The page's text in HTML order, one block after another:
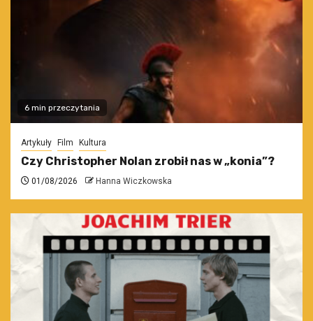
6 min przeczytania
Artykuły Film Kultura
Czy Christopher Nolan zrobił nas w „konia”?
01/08/2026 Hanna Wiczkowska